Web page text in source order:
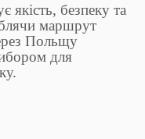
якість, безпеку та
маршрут
Польщу
для